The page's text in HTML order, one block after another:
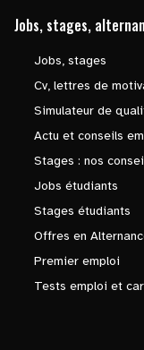
Jobs, stages,
Jobs, stages
Cv, lettres de
Simulateur de
Actu et conseils
Stages : nos
Jobs étudiants
Stages étudiants
Offres en
Premier emploi
Tests emploi et